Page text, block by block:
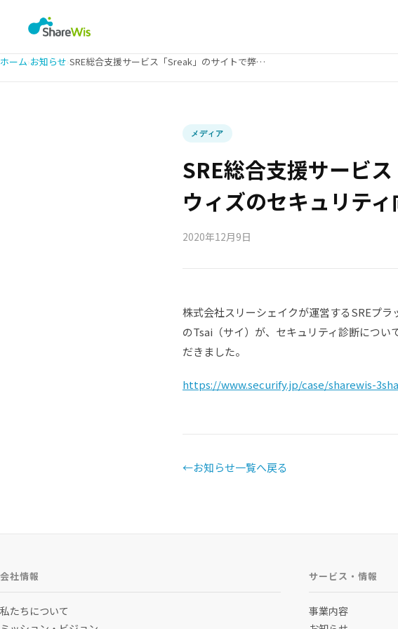
ホーム お知らせ SRE総合支援サービス「Sreak」のサイトで弊社シェアウィズのセキュリティ向上事例が掲載されました
メディア
SRE総合支援サービ
ウィズのセキュリテ
2020年12月9日
株式会社スリーシェイクが運営するSREプ
のTsai（サイ）が、セキュリティ診断につ
だきました。
https://www.securify.jp/case/sharewis-
←お知らせ一覧へ戻る
会社情報
私たちについて
サービス・情報
事業内容